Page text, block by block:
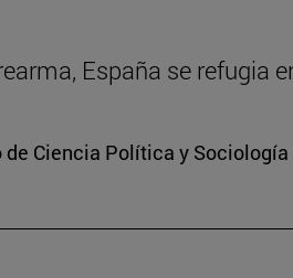
España se refugia
Ciencia Política y Sociología